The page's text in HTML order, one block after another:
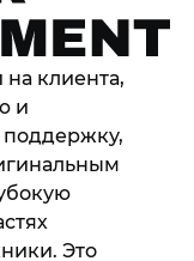
клиента,
и
Это